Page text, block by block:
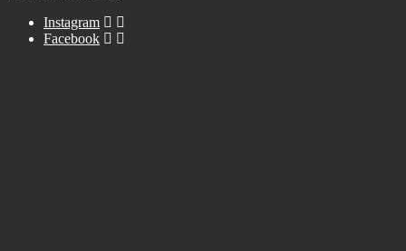
Instagram
Facebook